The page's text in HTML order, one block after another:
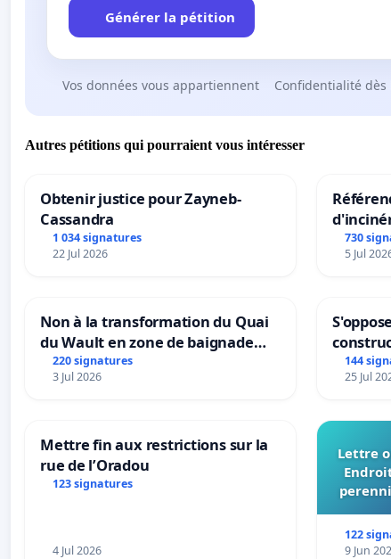
Générer la pétition
Vos données vous appartiennent Confidentialité dès
Autres pétitions qui pourraient vous intéresser
Obtenir justice pour Zayneb-
Cassandra
1 034 signatures
22 Jul 2026
730
5 Jul
Non à la transformation du Quai
du Wault en zone de baignade
urbaine
220 signatures
3 Jul 2026
144
25 Jul
Mettre fin aux restrictions sur la
rue de l’Oradou
123 signatures
4 Jul 2026
Lettre
122
9 Jun